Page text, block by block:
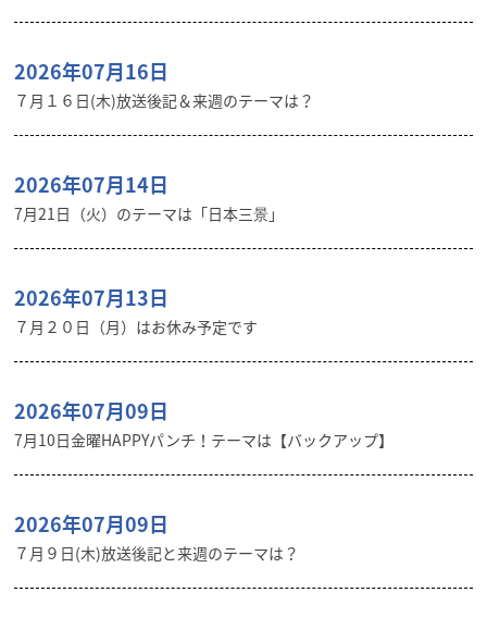
2026年07月16日
７月１６日(木)放送後記＆来週のテーマは？
2026年07月14日
7月21日（火）のテーマは「日本三景」
2026年07月13日
７月２０日（月）はお休み予定です
2026年07月09日
7月10日金曜HAPPYパンチ！テーマは【バックアップ】
2026年07月09日
７月９日(木)放送後記と来週のテーマは？